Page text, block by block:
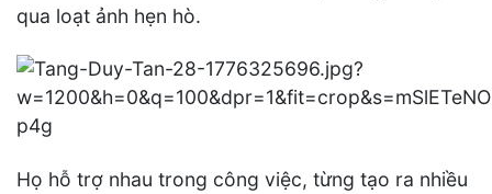
qua loạt ảnh hẹn hò.
Họ hỗ trợ nhau trong công việc, từng tạo ra nhiều